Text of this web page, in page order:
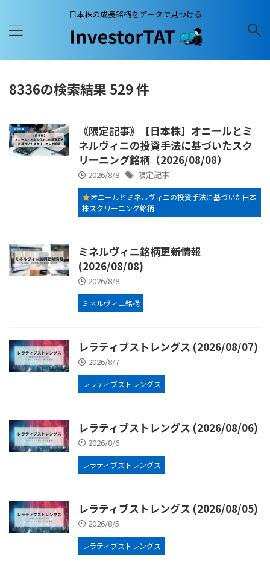
日本株の成長銘柄をデータで見つける
8336の検索結果 529 件
《限定記事》【日本株】オニールとミ
ネルヴィニの投資手法に基づいたスク
リーニング銘柄（2026/08/08）
2026/8/8 限定記事
オニールとミネルヴィニの投資手法に基づいた日本
株スクリーニング銘柄
ミネルヴィニ銘柄更新情報
(2026/08/08)
2026/8/8
ミネルヴィニ銘柄
レラティブストレングス (2026/08/07)
2026/8/7
レラティブストレングス
レラティブストレングス (2026/08/06)
2026/8/6
レラティブストレングス
レラティブストレングス (2026/08/05)
2026/8/5
レラティブストレングス